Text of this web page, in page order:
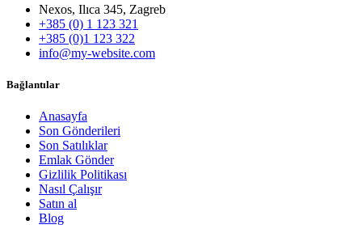
Nexos, Ilıca 345, Zagreb
+385 (0) 1 123 321
+385 (0)1 123 322
info@my-website.com
Bağlantılar
Anasayfa
Son Gönderileri
Son Satılıklar
Emlak Gönder
Gizlilik Politikası
Nasıl Çalışır
Satın al
Blog